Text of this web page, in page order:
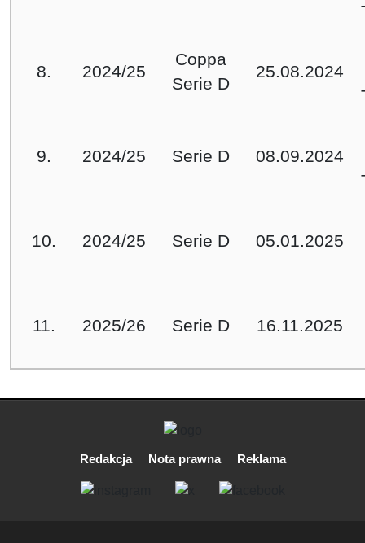
8. 2024/25
Coppa
Serie D
25.08.2024
9. 2024/25 Serie D
08.09.2024
10. 2024/25 Serie D 05.01.2025
11. 2025/26 Serie D 16.11.2025
Redakcja Nota prawna Reklama